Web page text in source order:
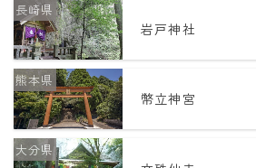
十二直
二十八宿
二十七宿
誕生シンボル
年齢と学年
岩戸神社
長崎県
幣立神宮
熊本県
大分県